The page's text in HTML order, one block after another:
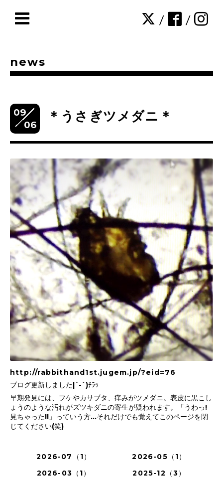
/ /
news
09
06
＊うさぎツメダニ＊
http://rabbithand1st.jugem.jp/?eid=76
ブログ更新しました|´-`)ﾁﾗｯ
早期発見には、フケやカサブタ、痒みがツメダニ。表皮に黒こし
ょうのような汚れがズツキダニの寄生が疑われます。「うわっ!
見ちゃった!!」っていう方...それだけでも覚えてこのページを閉
じてください(笑)
2026-07（1）
2026-05（1）
2026-03（1）
2025-12（3）